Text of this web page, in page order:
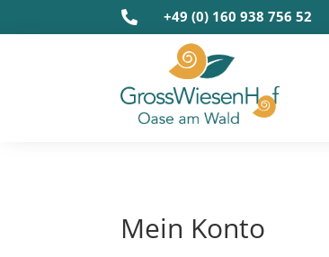
 +49 (0) 160 938 756 52
Mein Kon­to